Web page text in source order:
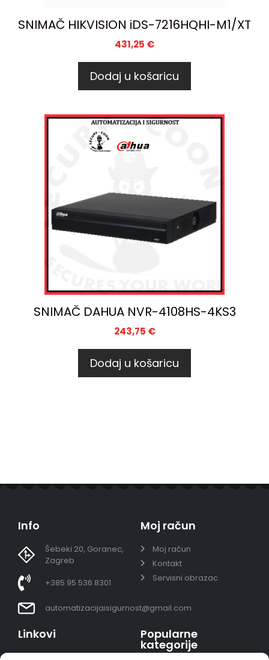
SNIMAČ HIKVISION iDS-7216HQHI-M1/XT
431,25 €
Dodaj u košaricu
SNIMAČ DAHUA NVR-4108HS-4KS3
243,75 €
Dodaj u košaricu
Info
Šebeki 20, Goranec,
Zagreb
+385 95 536 8301
automatizacijaisigurnost@gmail.com
Moj račun
Moj račun
Kontakt
Servisni obrazac
Linkovi Popularne
kategorije